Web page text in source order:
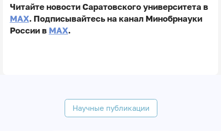
Читайте новости Саратовского университета в
MAX. Подписывайтесь на канал Минобрнауки
России в MAX.
Научные публикации